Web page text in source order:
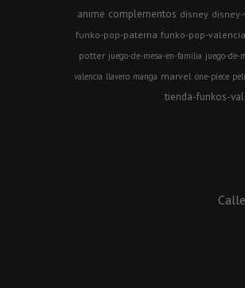
anime complementos disney
funko-pop-paterna funko-pop-valencia
potter juego-de-mesa-en-familia juego-de-
valencia llavero manga marvel one-piece
tienda-funkos-